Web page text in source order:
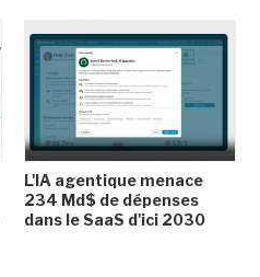
L'IA agentique menace
234 Md$ de dépenses
dans le SaaS d'ici 2030